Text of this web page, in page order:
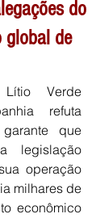
do
global de
Verde
refuta
que
legislação
operação
milhares de
econômico